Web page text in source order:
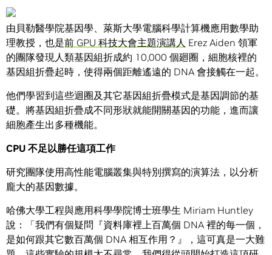
由貝勒醫學院基因學、萊斯大學電腦科學計算機應用數學助
理教授，也是前 GPU 科技大會主題演講人 Erez Aiden 領軍
的團隊發現人類基因組折成約 10,000 個廻圈，細胞核裡的
基因組折疊起時，使得兩個距離遙遠的 DNA 會接觸在一起。
他們學習到這些迴圈及其它基因組折疊模式是基因調節的基
礎。將基因組折疊成不同形狀就能開關基因的功能，進而讓
細胞產生出多種機能。
CPU 不足以勝任這項工作
研究團隊使用高性能電腦叢集與特別撰寫的演算法，以分析
龐大的基因數據。
哈佛大學工程與應用科學學院博士班學生 Miriam Huntley
說：「我們有個疑問『資料庫裡上百萬個 DNA 裡的每一個，
是如何跟其它數百萬個 DNA 相互作用？』，這可真是一大難